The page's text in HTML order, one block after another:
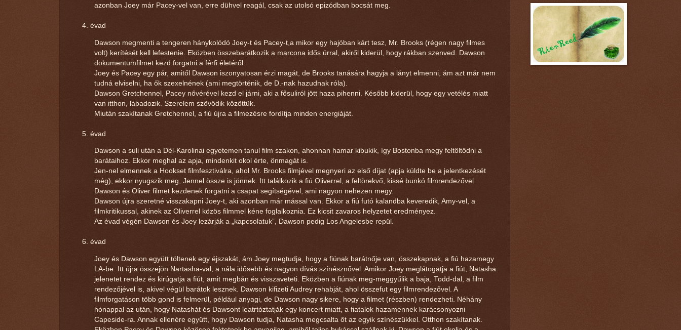
azonban Joey már Pacey-vel van, erre dühvel reagál, csak az utolsó epizódban bocsát meg.
évad
Dawson megmenti a tengeren hánykolódó Joey-t és Pacey-t,a mikor egy hajóban kárt tesz, Mr. Brooks (régen nagy filmes
volt) kerítését kell lefestenie. Eközben összebarátkozik a marcona idős úrral, akiről kiderül, hogy rákban szenved. Dawson
dokumentumfilmet kezd forgatni a férfi életéről.
Joey és Pacey egy pár, amitől Dawson iszonyatosan érzi magát, de Brooks tanására hagyja a lányt elmenni, ám azt már nem
tudná elviselni, ha ők szexelnének (ami megtörténik, de D.-nak hazudnak róla).
Dawson Gretchennel, Pacey nővérével kezd el járni, aki a fősuliról jött haza pihenni. Később kiderül, hogy egy vetélés miatt
van itthon, lábadozik. Szerelem szövődik közöttük.
Miután szakítanak Gretchennel, a fiú újra a filmezésre fordítja minden energiáját.
évad
Dawson a suli után a Dél-Karolinai egyetemen tanul film szakon, ahonnan hamar kibukik, így Bostonba megy feltöltődni a
barátaihoz. Ekkor meghal az apja, mindenkit okol érte, önmagát is.
Jen-nel elmennek a Hookset filmfesztiválra, ahol Mr. Brooks filmjével megnyeri az első díjat (apja küldte be a jelentkezését
még), ekkor nyugszik meg, Jennel össze is jönnek. Itt találkozik a fiú Oliverrel, a feltörekvő, kissé bunkó filmrendezővel.
Dawson és Oliver filmet kezdenek forgatni a csapat segítségével, ami nagyon nehezen megy.
Dawson újra szeretné visszakapni Joey-t, aki azonban már mással van. Ekkor a fiú futó kalandba keveredik, Amy-vel, a
filmkritikussal, akinek az Oliverrel közös filmmel kéne foglalkoznia. Ez kicsit zavaros helyzetet eredményez.
Az évad végén Dawson és Joey lezárják a „kapcsolatuk”, Dawson pedig Los Angelesbe repül.
évad
Joey és Dawson együtt töltenek egy éjszakát, ám Joey megtudja, hogy a fiúnak barátnője van, összekapnak, a fiú hazamegy
LA-be. Itt újra összejön Nartasha-val, a nála idősebb és nagyon dívás színésznővel. Amikor Joey meglátogatja a fiút, Natasha
jelenetet rendez és kirúgatja a fiút, amit megbán és visszaveteti. Eközben a fiúnak meg-meggyűlik a baja, Todd-dal, a film
rendezőjével is, akivel végül barátok lesznek. Dawson kifizeti Audrey rehabját, ahol összefut egy filmrendezővel. A
filmforgatáson több gond is felmerül, például anyagi, de Dawson nagy sikere, hogy a filmet (részben) rendezheti. Néhány
hónappal az után, hogy Natashát és Dawsont leatrtóztatják egy koncert miatt, a fiatalok hazamennek karácsonyozni
Capeside-ra. Annak ellenére együtt, hogy Dawson tudja, Natasha megcsalta őt az egyik színészükkel. Otthon szakítanak.